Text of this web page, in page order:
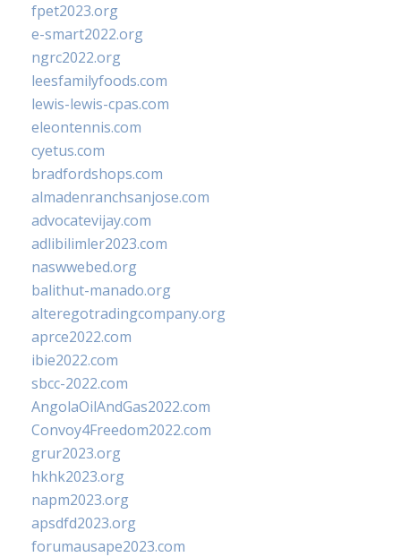
fpet2023.org
e-smart2022.org
ngrc2022.org
leesfamilyfoods.com
lewis-lewis-cpas.com
eleontennis.com
cyetus.com
bradfordshops.com
almadenranchsanjose.com
advocatevijay.com
adlibilimler2023.com
naswwebed.org
balithut-manado.org
alteregotradingcompany.org
aprce2022.com
ibie2022.com
sbcc-2022.com
AngolaOilAndGas2022.com
Convoy4Freedom2022.com
grur2023.org
hkhk2023.org
napm2023.org
apsdfd2023.org
forumausape2023.com